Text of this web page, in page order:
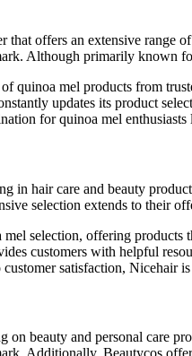
that offers an extensive range
Although primarily known
quinoa mel products from
updates its product
for quinoa mel
in hair care and beauty
selection extends to their
selection, offering products
customers with helpful
satisfaction, Nicehair
on beauty and personal care